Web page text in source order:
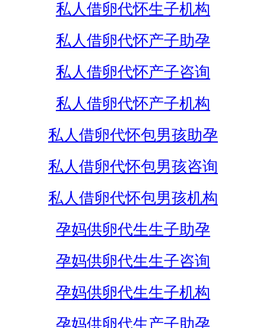
私人借卵代怀生子机构
私人借卵代怀产子助孕
私人借卵代怀产子咨询
私人借卵代怀产子机构
私人借卵代怀包男孩助孕
私人借卵代怀包男孩咨询
私人借卵代怀包男孩机构
孕妈供卵代生生子助孕
孕妈供卵代生生子咨询
孕妈供卵代生生子机构
孕妈供卵代生产子助孕